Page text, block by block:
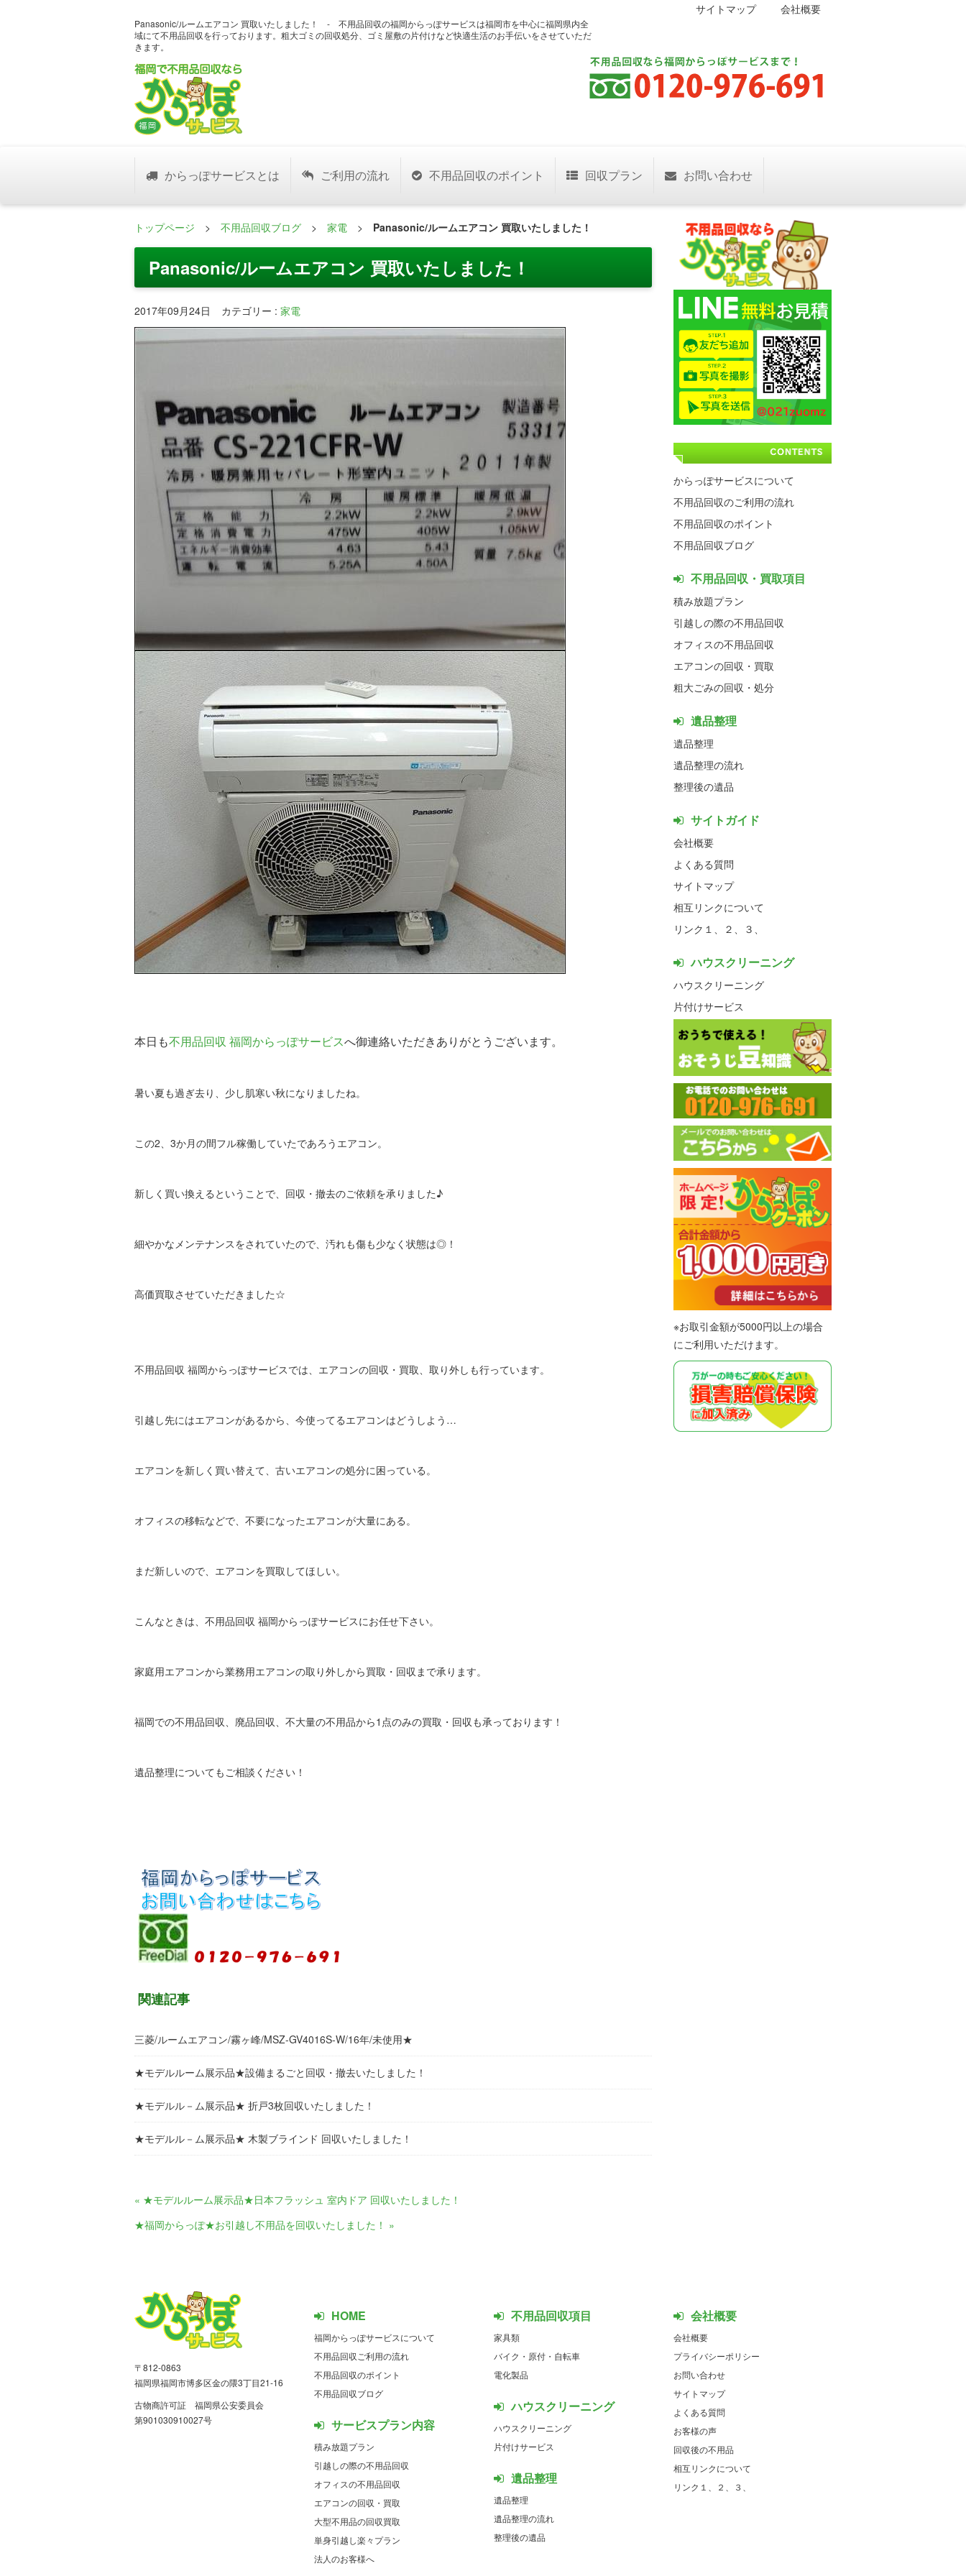
Panasonic/ルームエアコン 買取いたしました！ - 不用品回収の福岡からっぽサービスは福岡市を中心に福岡県内全
域にて不用品回収を行っております。粗大ゴミの回収処分、ゴミ屋敷の片付けなど快適生活のお手伝いをさせていただ
きます。
サイトマップ 会社概要
からっぽサービスとは ご利用の流れ 不用品回収のポイント 回収プラン お問い合わせ
トップページ > 不用品回収ブログ > 家電 > Panasonic/ルームエアコン 買取いたしました！
Panasonic/ルームエアコン 買取いたしました！
2017年09月24日 カテゴリー : 家電
本日も不用品回収 福岡からっぽサービスへ御連絡いただきありがとうございます。
暑い夏も過ぎ去り、少し肌寒い秋になりましたね。
この2、3か月の間フル稼働していたであろうエアコン。
新しく買い換えるということで、回収・撤去のご依頼を承りました♪
細やかなメンテナンスをされていたので、汚れも傷も少なく状態は◎！
高価買取させていただきました☆
不用品回収 福岡からっぽサービスでは、エアコンの回収・買取、取り外しも行っています。
引越し先にはエアコンがあるから、今使ってるエアコンはどうしよう…
エアコンを新しく買い替えて、古いエアコンの処分に困っている。
オフィスの移転などで、不要になったエアコンが大量にある。
まだ新しいので、エアコンを買取してほしい。
こんなときは、不用品回収 福岡からっぽサービスにお任せ下さい。
家庭用エアコンから業務用エアコンの取り外しから買取・回収まで承ります。
福岡での不用品回収、廃品回収、不大量の不用品から1点のみの買取・回収も承っております！
遺品整理についてもご相談ください！
関連記事
三菱/ルームエアコン/霧ヶ峰/MSZ-GV4016S-W/16年/未使用★
★モデルルーム展示品★設備まるごと回収・撤去いたしました！
★モデルル－ム展示品★ 折戸3枚回収いたしました！
★モデルル－ム展示品★ 木製ブラインド 回収いたしました！
« ★モデルルーム展示品★日本フラッシュ 室内ドア 回収いたしました！
★福岡からっぽ★お引越し不用品を回収いたしました！ »
からっぽサービスについて
不用品回収のご利用の流れ
不用品回収のポイント
不用品回収ブログ
不用品回収・買取項目
積み放題プラン
引越しの際の不用品回収
オフィスの不用品回収
エアコンの回収・買取
粗大ごみの回収・処分
遺品整理
遺品整理
遺品整理の流れ
整理後の遺品
サイトガイド
会社概要
よくある質問
サイトマップ
相互リンクについて
リンク１、
２、 ３、
ハウスクリーニング
ハウスクリーニング
片付けサービス
※お取引金額が5000円以上の場合
にご利用いただけます。
〒812-0863
福岡県福岡市博多区金の隈3丁目21-16
古物商許可証 福岡県公安委員会
第901030910027号
HOME
福岡からっぽサービスについて
不用品回収ご利用の流れ
不用品回収のポイント
不用品回収ブログ
サービスプラン内容
積み放題プラン
引越しの際の不用品回収
オフィスの不用品回収
エアコンの回収・買取
大型不用品の回収買取
単身引越し楽々プラン
法人のお客様へ
不用品回収項目
家具類
バイク・原付・自転車
電化製品
ハウスクリーニング
ハウスクリーニング
片付けサービス
遺品整理
遺品整理
遺品整理の流れ
整理後の遺品
会社概要
会社概要
プライバシーポリシー
お問い合わせ
サイトマップ
よくある質問
お客様の声
回収後の不用品
相互リンクについて
リンク１、
２、 ３、